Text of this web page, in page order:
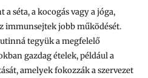
séta, a kocogás vagy a jóga,
immunsejtek jobb működését.
tegyük a megfelelő
gazdag ételek, például a
amelyek fokozzák a szervezet